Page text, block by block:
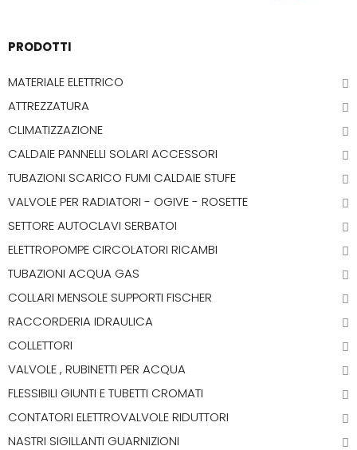
PRODOTTI
MATERIALE ELETTRICO
ATTREZZATURA
CLIMATIZZAZIONE
CALDAIE PANNELLI SOLARI ACCESSORI
TUBAZIONI SCARICO FUMI CALDAIE STUFE
VALVOLE PER RADIATORI - OGIVE - ROSETTE
SETTORE AUTOCLAVI SERBATOI
ELETTROPOMPE CIRCOLATORI RICAMBI
TUBAZIONI ACQUA GAS
COLLARI MENSOLE SUPPORTI FISCHER
RACCORDERIA IDRAULICA
COLLETTORI
VALVOLE , RUBINETTI PER ACQUA
FLESSIBILI GIUNTI E TUBETTI CROMATI
CONTATORI ELETTROVALVOLE RIDUTTORI
NASTRI SIGILLANTI GUARNIZIONI